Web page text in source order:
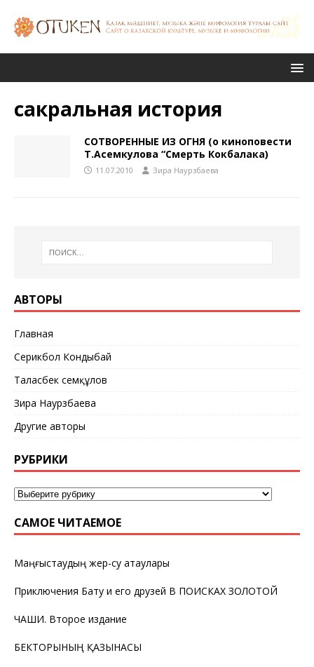
сакральная история
СОТВОРЕННЫЕ ИЗ ОГНЯ (о киноповести
Т.Асемкулова “Смерть Кокбалака)
11.07.2010 Зира Наурзбаева
АВТОРЫ
Главная
Серикбол Кондыбай
Таласбек Әсемқұлов
Зира Наурзбаева
Другие авторы
РУБРИКИ
САМОЕ ЧИТАЕМОЕ
Маңғыстаудың жер-су атаулары
Приключения Бату и его друзей В ПОИСКАХ ЗОЛОТОЙ
ЧАШИ. Второе издание
БЕКТОРЫНЫҢ ҚАЗЫНАСЫ